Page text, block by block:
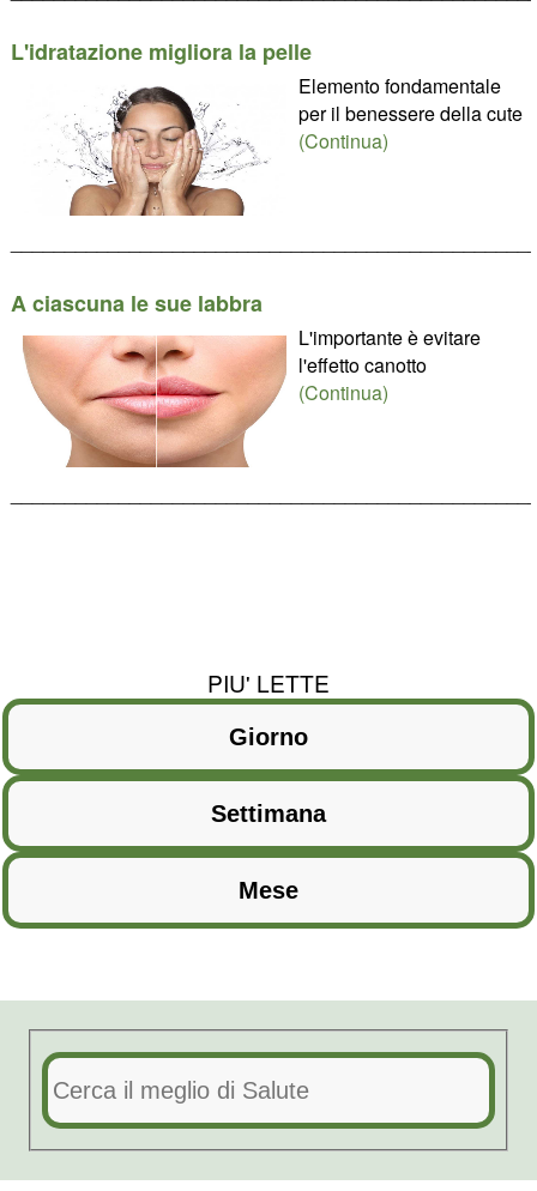
L'idratazione migliora la pelle
Elemento fondamentale
per il benessere della cute
(Continua)
A ciascuna le sue labbra
L'importante è evitare
l'effetto canotto
(Continua)
PIU' LETTE